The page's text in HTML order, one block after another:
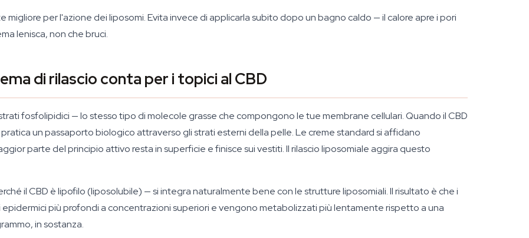
per l'azione dei liposomi. Evita invece di applicarla subito dopo un bagno caldo — il calore apre i pori
lenisca, non che bruci.
di rilascio conta per i topici al CBD
fosfolipidici — lo stesso tipo di molecole grasse che compongono le tue membrane cellulari. Quando il CBD
un passaporto biologico attraverso gli strati esterni della pelle. Le creme standard si affidano
parte del principio attivo resta in superficie e finisce sui vestiti. Il rilascio liposomiale aggira questo
il CBD è lipofilo (liposolubile) — si integra naturalmente bene con le strutture liposomiali. Il risultato è che i
più profondi a concentrazioni superiori e vengono metabolizzati più lentamente rispetto a una
in sostanza.